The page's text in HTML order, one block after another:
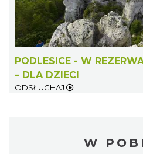
PODLESICE - W
– DLA DZIECI
ODSŁUCHAJ
W